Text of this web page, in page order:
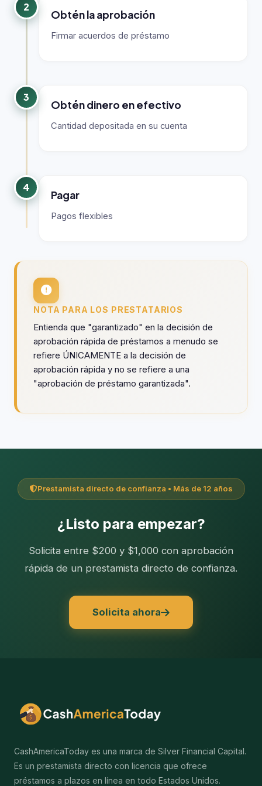
2
Obtén la aprobación
Firmar acuerdos de préstamo
3
Obtén dinero en efectivo
Cantidad depositada en su cuenta
4
Pagar
Pagos flexibles
NOTA PARA LOS PRESTATARIOS
Entienda que "garantizado" en la decisión de
aprobación rápida de préstamos a menudo se
refiere ÚNICAMENTE a la decisión de
aprobación rápida y no se refiere a una
"aprobación de préstamo garantizada".
Prestamista directo de confianza • Más de 12 años
¿Listo para empezar?
Solicita entre $200 y $1,000 con aprobación
rápida de un prestamista directo de confianza.
Solicita ahora
CashAmericaToday es una marca de Silver Financial Capital.
Es un prestamista directo con licencia que ofrece
préstamos a plazos en línea en todo Estados Unidos.